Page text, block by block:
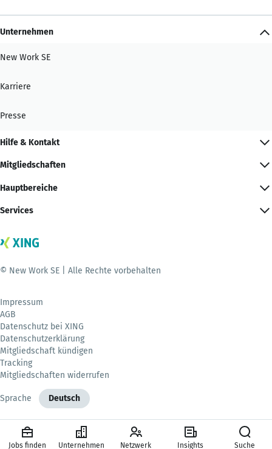
Unternehmen
New Work SE
Karriere
Presse
Hilfe & Kontakt
Mitgliedschaften
Hauptbereiche
Services
© New Work SE | Alle Rechte vorbehalten
Impressum
AGB
Datenschutz bei XING
Datenschutzerklärung
Mitgliedschaft kündigen
Tracking
Mitgliedschaften widerrufen
Sprache Deutsch
Jobs finden Unternehmen Netzwerk Insights Suche